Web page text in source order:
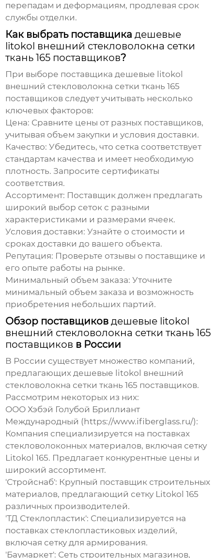
перепадам и деформациям, продлевая срок
службы отделки.
Как выбрать поставщикадешевые
litokol внешний стекловолокна сетки
ткань 165 поставщиков?
При выборе поставщикадешевые litokol
внешний стекловолокна сетки ткань 165
поставщиков следует учитывать несколько
ключевых факторов:
Цена: Сравните цены от разных поставщиков,
учитывая объем закупки и условия доставки.
Качество: Убедитесь, что сетка соответствует
стандартам качества и имеет необходимую
плотность. Запросите сертификаты
соответствия.
Ассортимент: Поставщик должен предлагать
широкий выбор сеток с разными
характеристиками и размерами ячеек.
Условия доставки: Узнайте о стоимости и
сроках доставки до вашего объекта.
Репутация: Проверьте отзывы о поставщике и
его опыте работы на рынке.
Минимальный объем заказа: Уточните
минимальный объем заказа и возможность
приобретения небольших партий.
Обзор поставщиковдешевые litokol
внешний стекловолокна сетки ткань 165
поставщиков в России
В России существует множество компаний,
предлагающихдешевые litokol внешний
стекловолокна сетки ткань 165 поставщиков.
Рассмотрим некоторых из них:
ООО Хэбэй Голубой Бриллиант
Международный ( https://www.ifiberglass.ru/):
Компания специализируется на поставках
стекловолоконных материалов, включая сетку
Litokol 165. Предлагает конкурентные цены и
широкий ассортимент.
'Стройснаб': Крупный поставщик строительных
материалов, предлагающий сетку Litokol 165
различных производителей.
'ТД Стеклопластик': Специализируется на
поставках стеклопластиковых изделий,
включая сетку для армирования.
'Баумаркет': Сеть строительных магазинов,